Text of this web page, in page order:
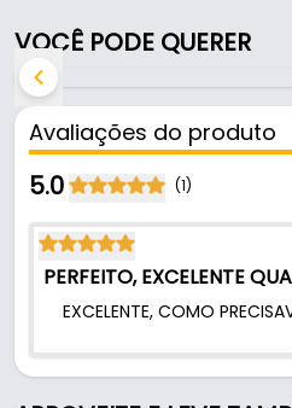
por parafuso.
Características:
- Marca: Matex
- Modelo: 8"
- Material do corpo: Alumínio
- Acabamento: Branco
- Fixação: Parafuso
- Comercializado: Unidade
- Tamanho: 8"
VOCÊ PODE QUERER
Avaliações do produto
5.0 (1)
PERFEITO, EXCELENTE
EXCELENTE, COMO